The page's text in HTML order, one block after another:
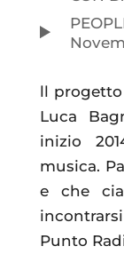
ll progetto
Luca
inizio
musica.
e che
Punto